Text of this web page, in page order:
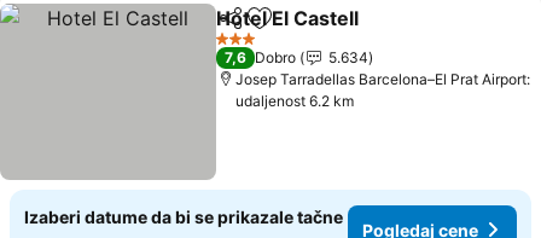
Deli Dodati u favorite
Hotel El Castell
3 Zvezdice
7,6 Dobro
5.634
Josep Tarradellas Barcelona–El Prat Airport:
udaljenost 6.2 km
Izaberi datume da bi se prikazale tačne
Pogledaj cene